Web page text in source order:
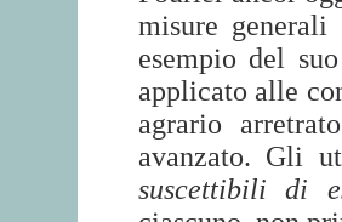
misure
esempio del
applicato alle
agrario
avanzato. Gli
suscettibili di